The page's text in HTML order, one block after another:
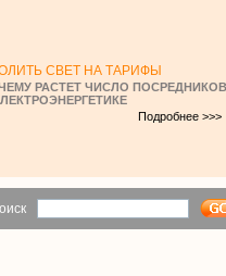
СВЕТ НА ТАРИФЫ
РАСТЕТ ЧИСЛО ПОСРЕДНИКОВ
Подробнее >>>